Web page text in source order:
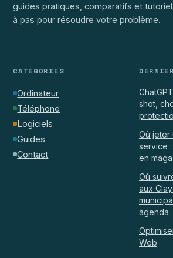
guides pratiques, comparatifs et
à pas pour résoudre votre problème.
CATÉGORIES
Ordinateur
Téléphone
Logiciels
Guides
Contact
shot,
Où jeter
service
en
Où
aux
agenda
Web